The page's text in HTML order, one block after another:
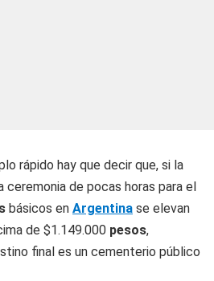
rápido hay que decir que, si la
ceremonia de pocas horas para el
básicos en Argentina se elevan
de $1.149.000 pesos,
final es un cementerio público